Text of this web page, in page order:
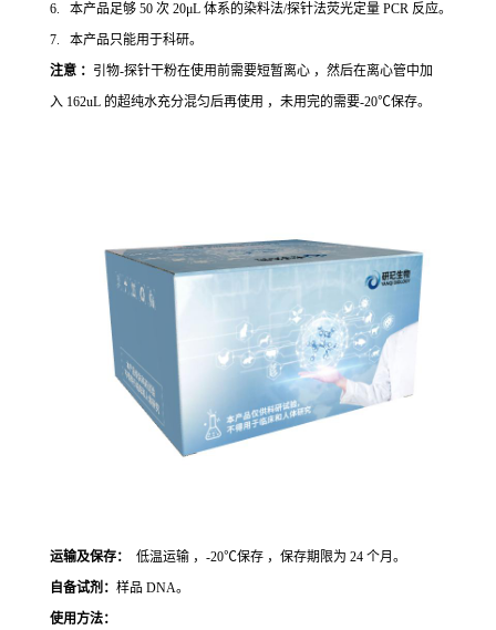
6. 本产品足够 50 次 20μL 体系的染料法/探针法荧光定量 PCR 反应。
7. 本产品只能用于科研。
注意 ： 引物-探针干粉在使用前需要短暂离心 ，然后在离心管中加
入 162uL 的超纯水充分混匀后再使用 ，未用完的需要-20℃保存。
运输及保存：
低温运输 ，-20℃保存 ，保存期限为 24 个月。
自备试剂： 样品 DNA。
使用方法：